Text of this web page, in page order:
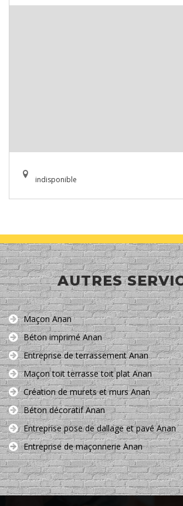
indisponible
AUTRES
Maçon Anan
Béton imprimé Anan
Entreprise de terrassement Anan
Maçon toit terrasse toit plat Anan
Création de murets et murs Anan
Béton décoratif Anan
Entreprise pose de dallage et pavé Anan
Entreprise de maçonnerie Anan